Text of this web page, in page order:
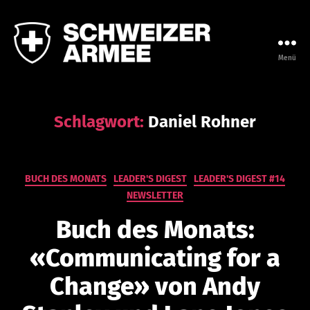
Menü
Schlagwort: Daniel Rohner
Kategorien
BUCH DES MONATS LEADER'S DIGEST
LEADER'S DIGEST #14
NEWSLETTER
Buch des Monats:
«Communicating for a
Change» von Andy
n
a
m
in
is
at